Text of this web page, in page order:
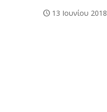
13 Ιουνίου 2018